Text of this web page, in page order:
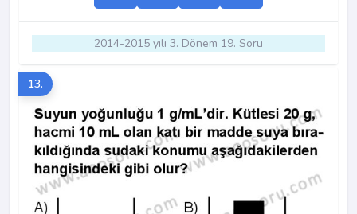
2014-2015 yılı 3. Dönem 19. Soru
13.